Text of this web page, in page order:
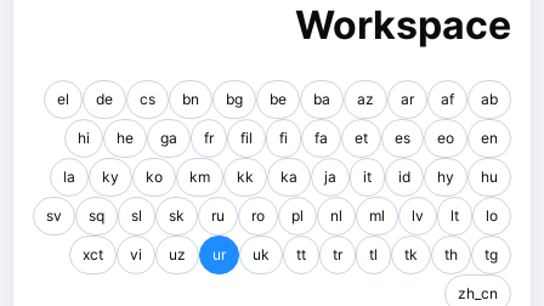
Workspace
ab
af
ar
az
ba
be
bg
bn
cs
de
el
en
eo
es
et
fa
fi
fil
fr
ga
he
hi
hu
hy
id
it
ja
ka
kk
km
ko
ky
la
lo
lt
lv
ml
nl
pl
ro
ru
sk
sl
sq
sv
tg
th
tk
tl
tr
tt
uk
ur
uz
vi
xct
zh_cn